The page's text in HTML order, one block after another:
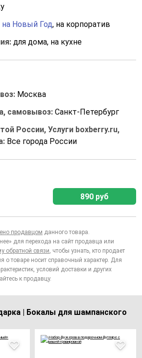
на Новый Год, на корпоратив
для дома, на кухне
Москва
самовывоз: Санкт-Петербург
России, Услуги boxberry.ru,
Все города России
890 руб
продавцом данного товара.
для перехода на сайт продавца или
обратной связи, чтобы узнать, кто продает
о товаре носит справочный характер. Для
условий доставки и других
к продавцу.
| Бокалы для шампанского